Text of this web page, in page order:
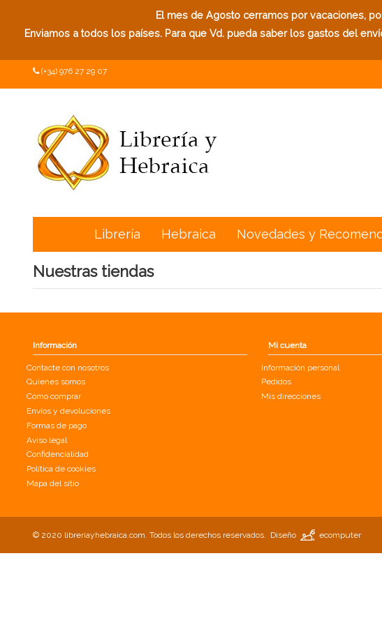
El mes de Agosto cerramos por vacaciones,
Enviamos a todos los países. Para que Vd. pueda saber los gastos del
(+34) 976 27 29 07
Librería Hebraica Novedades y
Nuestras tiendas
Información
Contacte con nosotros
Quíenes somos
Cómo comprar
Envíos y devoluciones
Formas de pago
Aviso legal
Confidencialidad
Política de cookies
Mapa del sitio
Mi cuenta
Información personal
Pedidos
Mis direcciones
© 2020 libreriayhebraica.com. Todos los derechos reservados. Diseño ecomputer